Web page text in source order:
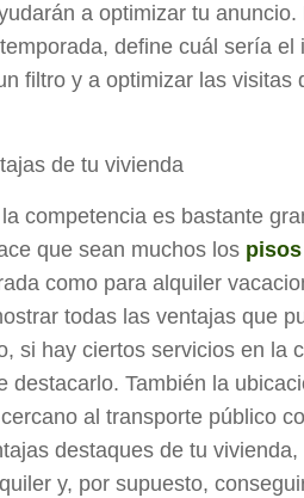
a optimizar tu
define cuál sería
filtro y a optimizar las visitas
de tu vivienda
competencia es bastante
que sean muchos los pisos
como para alquiler
todas las ventajas que
si hay ciertos servicios en la
destacarlo. También la
al transporte público
destaques de tu
y, por supuesto,